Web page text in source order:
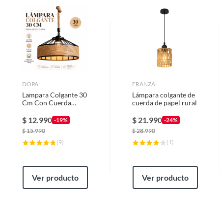
DOPA
Lampara Colgante 30
Cm Con Cuerda
$ 12.990 -19%
$15.990
(9)
Ver producto
FRANZA
Lámpara colgante de
cuerda de papel rural
$ 21.990 -24%
$28.990
( 1)
Ver producto